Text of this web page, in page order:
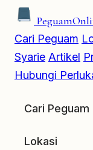
Peguam
Cari Peguam
Syarie Artikel
Hubungi
Cari Peguam
Lokasi